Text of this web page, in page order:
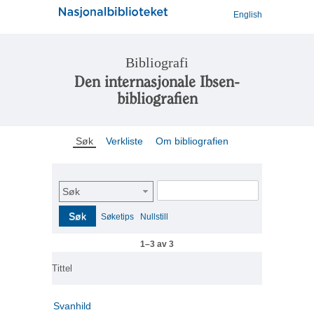
English
Bibliografi
Den internasjonale Ibsen-
bibliografien
Søk Verkliste Om bibliografien
Søk
Søk Søketips Nullstill
1–3 av 3
Tittel
Svanhild